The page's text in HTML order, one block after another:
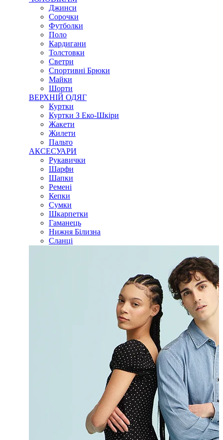
Джинси
Сорочки
Футболки
Поло
Кардигани
Толстовки
Светри
Спортивні Брюки
Майки
Шорти
ВЕРХНІЙ ОДЯГ
Куртки
Куртки З Еко-Шкіри
Жакети
Жилети
Пальто
АКСЕСУАРИ
Рукавички
Шарфи
Шапки
Ремені
Кепки
Сумки
Шкарпетки
Гаманець
Нижня Білизна
Сланці